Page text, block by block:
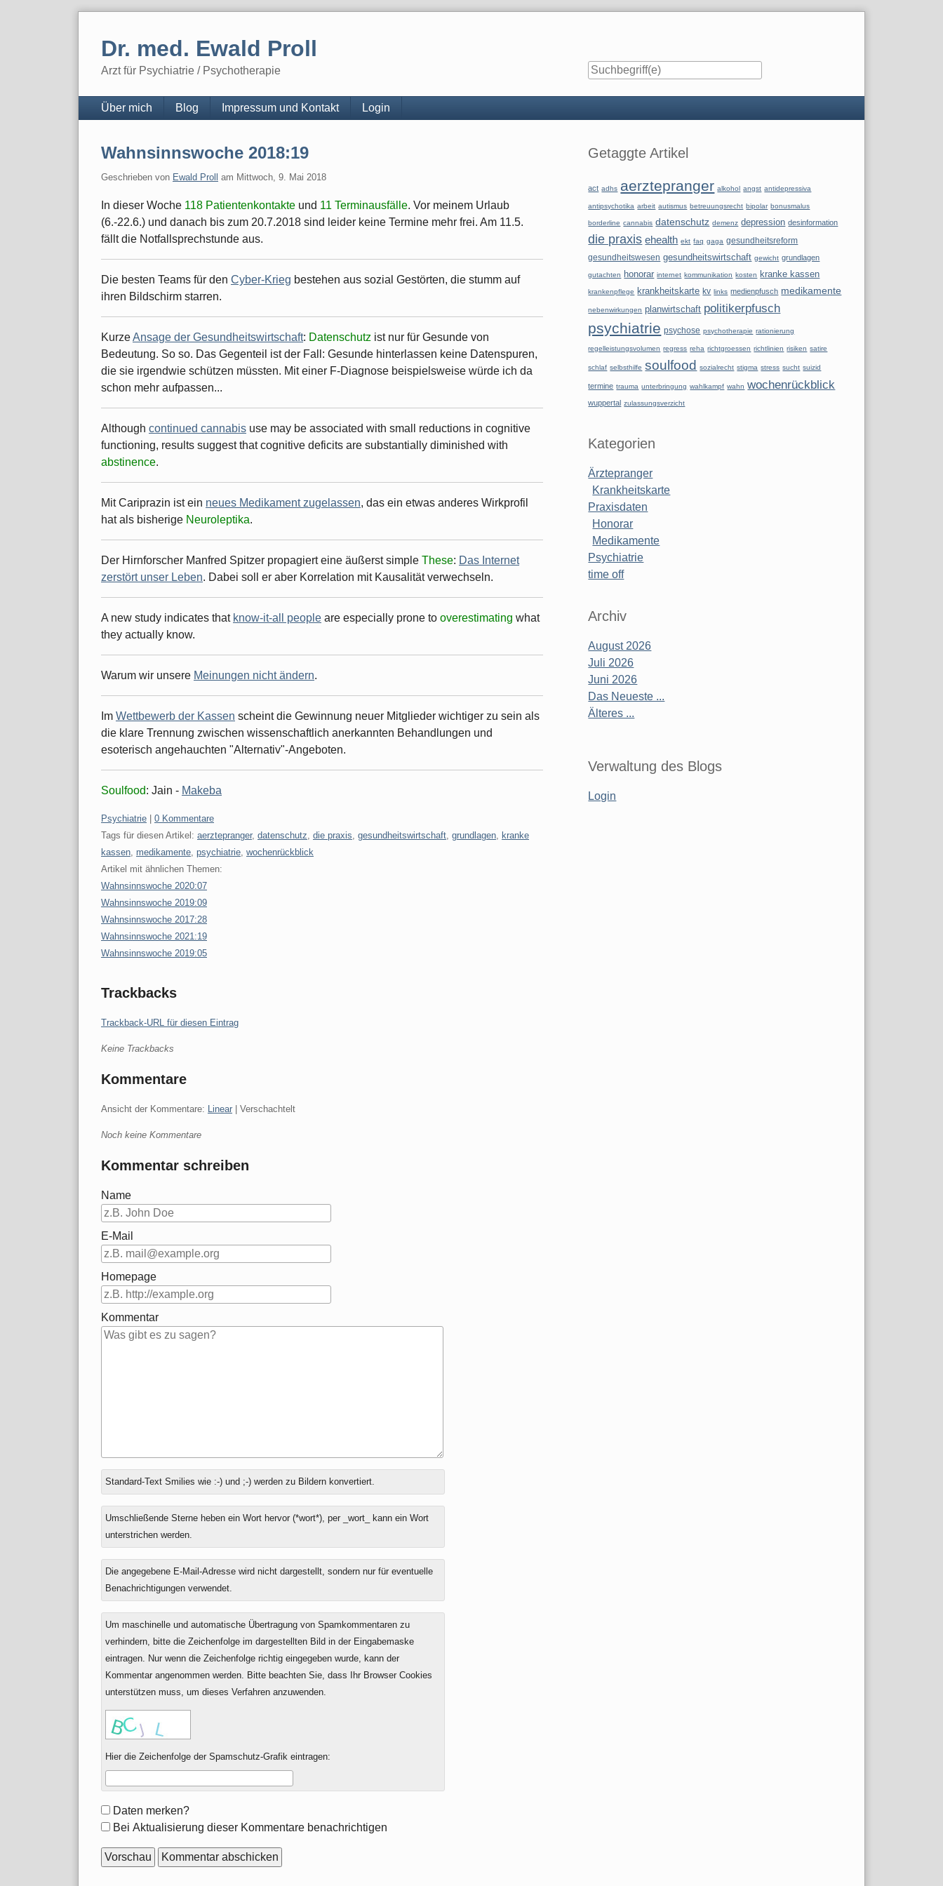
Dr. med. Ewald Proll
Arzt für Psychiatrie / Psychotherapie
Navigation
Über mich Blog Impressum und Kontakt Login
Wahnsinnswoche 2018:19
Geschrieben von Ewald Proll am Mittwoch, 9. Mai 2018
In dieser Woche 118 Patientenkontakte und 11 Terminausfälle. Vor meinem Urlaub
(6.-22.6.) und danach bis zum 20.7.2018 sind leider keine Termine mehr frei. Am 11.5.
fällt die Notfallsprechstunde aus.
Die besten Teams für den Cyber-Krieg bestehen aus sozial Gestörten, die stumm auf
ihren Bildschirm starren.
KurzeAnsage der Gesundheitswirtschaft: Datenschutz ist nur für Gesunde von
Bedeutung. So so. Das Gegenteil ist der Fall: Gesunde hinterlassen keine Datenspuren,
die sie irgendwie schützen müssten. Mit einer F-Diagnose beispielsweise würde ich da
schon mehr aufpassen...
Although continued cannabis use may be associated with small reductions in cognitive
functioning, results suggest that cognitive deficits are substantially diminished with
abstinence.
Mit Cariprazin ist ein neues Medikament zugelassen, das ein etwas anderes Wirkprofil
hat als bisherige Neuroleptika.
Der Hirnforscher Manfred Spitzer propagiert eine äußerst simple These: Das Internet
zerstört unser Leben. Dabei soll er aber Korrelation mit Kausalität verwechseln.
A new study indicates that know-it-all people are especially prone to overestimating what
they actually know.
Warum wir unsere Meinungen nicht ändern.
Im Wettbewerb der Kassen scheint die Gewinnung neuer Mitglieder wichtiger zu sein als
die klare Trennung zwischen wissenschaftlich anerkannten Behandlungen und
esoterisch angehauchten "Alternativ"-Angeboten.
Soulfood: Jain - Makeba
Kategorien:
Psychiatrie
0 Kommentare
Tags für diesen Artikel: aerztepranger, datenschutz, die praxis, gesundheitswirtschaft, grundlagen, kranke
kassen, medikamente, psychiatrie, wochenrückblick
Artikel mit ähnlichen Themen:
Wahnsinnswoche 2020:07
Wahnsinnswoche 2019:09
Wahnsinnswoche 2017:28
Wahnsinnswoche 2021:19
Wahnsinnswoche 2019:05
Trackbacks
Trackback-URL für diesen Eintrag
Keine Trackbacks
Kommentare
Ansicht der Kommentare: Linear | Verschachtelt
Noch keine Kommentare
Kommentar schreiben
Name
E-Mail
Homepage
Kommentar
Antwort
zu
Standard-Text Smilies wie :-) und ;-) werden zu Bildern konvertiert.
Umschließende Sterne heben ein Wort hervor (*wort*), per _wort_ kann ein Wort
unterstrichen werden.
Die angegebene E-Mail-Adresse wird nicht dargestellt, sondern nur für eventuelle
Benachrichtigungen verwendet.
Um maschinelle und automatische Übertragung von Spamkommentaren zu
verhindern, bitte die Zeichenfolge im dargestellten Bild in der Eingabemaske
eintragen. Nur wenn die Zeichenfolge richtig eingegeben wurde, kann der
Kommentar angenommen werden. Bitte beachten Sie, dass Ihr Browser Cookies
unterstützen muss, um dieses Verfahren anzuwenden.
Hier die Zeichenfolge der Spamschutz-Grafik eintragen:
Formular-
Optionen
Daten merken?
Bei Aktualisierung dieser Kommentare benachrichtigen
Seitenleiste
Getaggte Artikel
act adhs aerztepranger alkohol angst antidepressiva
antipsychotika arbeit autismus betreuungsrecht bipolar bonusmalus
borderline cannabis datenschutz demenz depression desinformation
die praxis ehealth ekt faq gaga gesundheitsreform
gesundheitswesen gesundheitswirtschaft gewicht grundlagen
gutachten honorar internet kommunikation kosten kranke kassen
krankenpflege krankheitskarte kv links medienpfusch medikamente
nebenwirkungen planwirtschaft politikerpfusch
psychiatrie psychose psychotherapie rationierung
regelleistungsvolumen regress reha richtgroessen richtlinien risiken satire
schlaf selbsthilfe soulfood sozialrecht stigma stress sucht suizid
termine trauma unterbringung wahlkampf wahn wochenrückblick
wuppertal zulassungsverzicht
Kategorien
Ärztepranger
Krankheitskarte
Praxisdaten
Honorar
Medikamente
Psychiatrie
time off
Archiv
August 2026
Juli 2026
Juni 2026
Das Neueste ...
Älteres ...
Verwaltung des Blogs
Login